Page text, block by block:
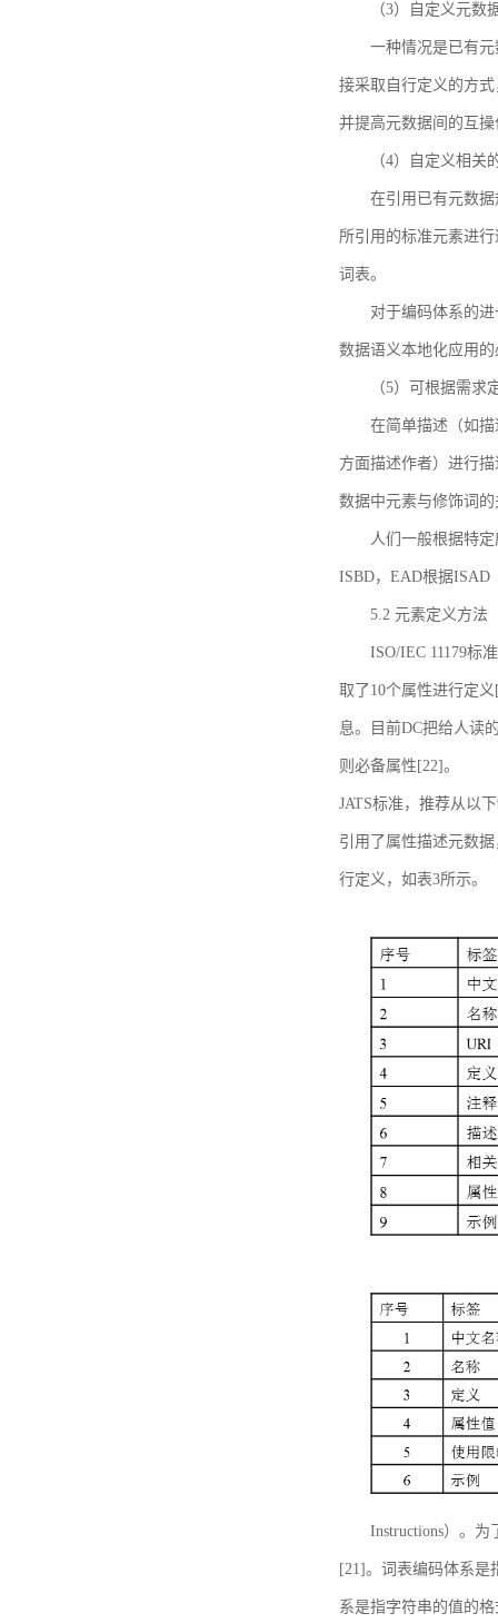
（3）自定义元数
一种情况是已有
接采取自行定义的方
并提高元数据间的互
（4）自定义相关
在引用已有元数
所引用的标准元素进
词表。
对于编码体系的
数据语义本地化应用
（5）可根据需求
在简单描述（如
方面描述作者）进行
数据中元素与修饰词
人们一般根据特
ISBD，EAD根据ISAD
5.2 元素定义方法
ISO/IEC 11179标
取了10个属性进行定
息。目前DC把给人读
则必备属性[22]。
JATS标准，推荐从以
引用了属性描述元数
行定义，如表3所示。
Instructions）。
[21]。词表编码体系是
系是指字符串的值的